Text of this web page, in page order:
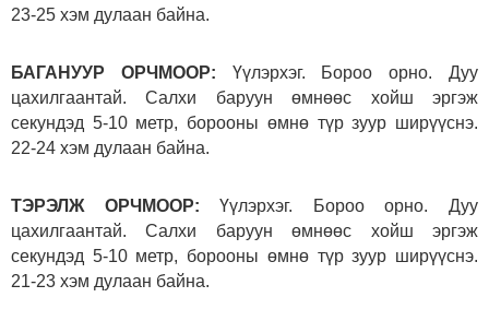
23-25 хэм дулаан байна.
БАГАНУУР ОРЧМООР: Үүлэрхэг. Бороо орно. Дуу
цахилгаантай. Салхи баруун өмнөөс хойш эргэж
секундэд 5-10 метр, борооны өмнө түр зуур ширүүснэ.
22-24 хэм дулаан байна.
ТЭРЭЛЖ ОРЧМООР: Үүлэрхэг. Бороо орно. Дуу
цахилгаантай. Салхи баруун өмнөөс хойш эргэж
секундэд 5-10 метр, борооны өмнө түр зуур ширүүснэ.
21-23 хэм дулаан байна.